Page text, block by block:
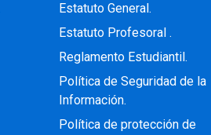
Estatuto General.
Estatuto Profesoral .
Reglamento Estudiantil.
Política de Seguridad de la
Información.
Política de protección de